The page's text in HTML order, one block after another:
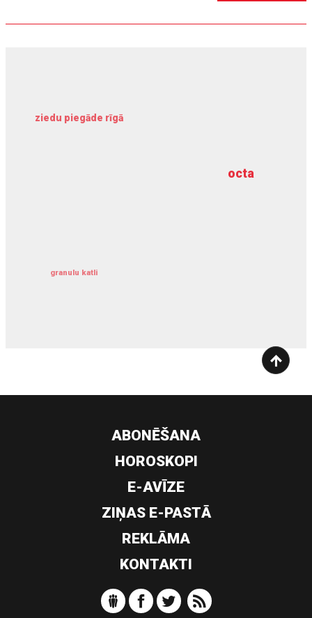
octa
ziedu piegāde rīgā
granulu katli
dziļurbums
ABONĒŠANA
HOROSKOPI
E-AVĪZE
ZIŅAS E-PASTĀ
REKLĀMA
KONTAKTI